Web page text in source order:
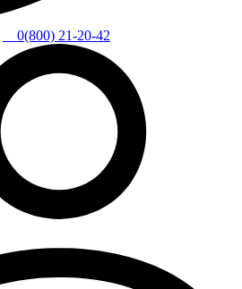
0(800) 21-20-42